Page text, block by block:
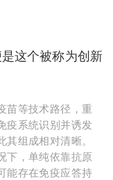
这个被称为创新
苗等技术路径，重
疫系统识别并诱发
组成相对清晰。
下，单纯依靠抗原
能存在免疫应答持